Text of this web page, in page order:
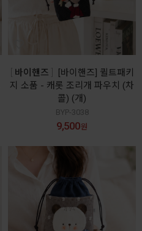
바이핸즈
[바이핸즈] 퀼트패키
지 소품 - 캐롯 조리개 파우치 (차
콜) (개)
BYP-3038
9,500원